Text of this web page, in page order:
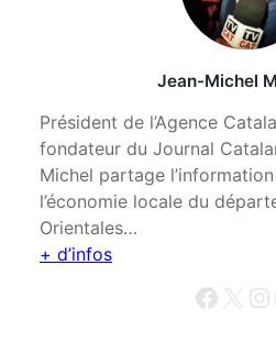
Jean-Michel
Président de l’Agence
fondateur du Journal
Michel partage
l’économie locale du
Orientales…
+ d’infos
Facebook X Instagram